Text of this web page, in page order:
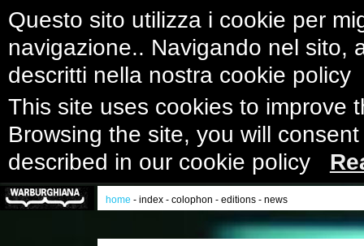
Questo sito utilizza i cookie per
navigazione.. Navigando nel sito,
descritti nella nostra cookie
This site uses cookies to improve
Browsing the site, you will
described in our cookie policy
home - index - colophon - editions - news